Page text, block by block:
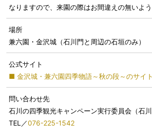
なりますので、来園の際はお間違えの無いよう
場所
兼六園・金沢城（石川門と周辺の石垣のみ）
公式サイト
■ 金沢城・兼六園四季物語～秋の段～のサイ
問い合わせ先
石川の四季観光キャンペーン実行委員会（石川
TEL／076-225-1542